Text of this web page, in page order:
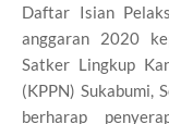
Daftar Isian
anggaran 2020
Satker Lingkup
(KPPN) Sukabumi,
berharap